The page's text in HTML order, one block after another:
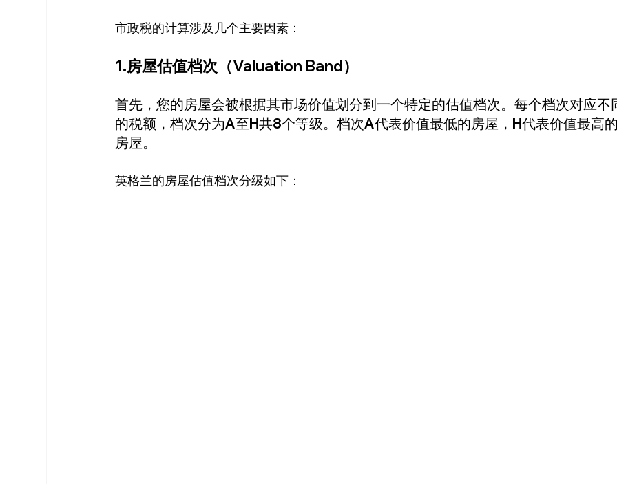
市政税的计算涉及几个主要因素：
1.房屋估值档次（Valuation Band）
首先，您的房屋会被根据其市场价值划分到一个特定的估值档次。每个档次对应不
的税额，档次分为A至H共8个等级。档次A代表价值最低的房屋，H代表价值最高
房屋。
英格兰的房屋估值档次分级如下：